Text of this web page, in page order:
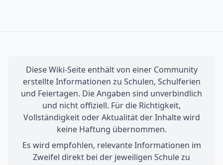
Diese Wiki-Seite enthält von einer Community
erstellte Informationen zu Schulen, Schulferien
und Feiertagen. Die Angaben sind unverbindlich
und nicht offiziell. Für die Richtigkeit,
Vollständigkeit oder Aktualität der Inhalte wird
keine Haftung übernommen.
Es wird empfohlen, relevante Informationen im
Zweifel direkt bei der jeweiligen Schule zu